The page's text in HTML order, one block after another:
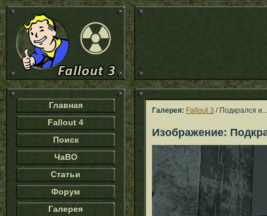
Главная
Fallout 4
Поиск
ЧаВО
Статьи
Форум
Галерея
Галерея: Fallout 3 / Подкрался и...
Изображение: